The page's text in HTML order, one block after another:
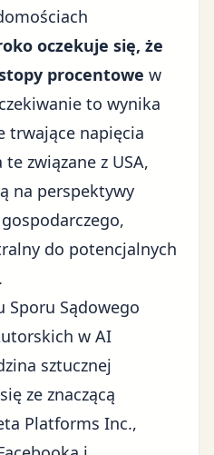
oczekuje się, że
procentowe w
to wynika
trwające napięcia
te związane z USA,
na perspektywy
do potencjalnych
Sporu Sądowego
w AI
sztucznej
ze znaczącą
Platforms Inc.,